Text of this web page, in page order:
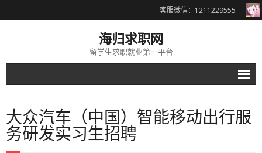
客服微信：1211229555
海归求职网
留学生求职就业第一平台
- B1金融行业
- B11外资银行投行
大众汽车（中国）智能移动出行服
务研发实习生招聘